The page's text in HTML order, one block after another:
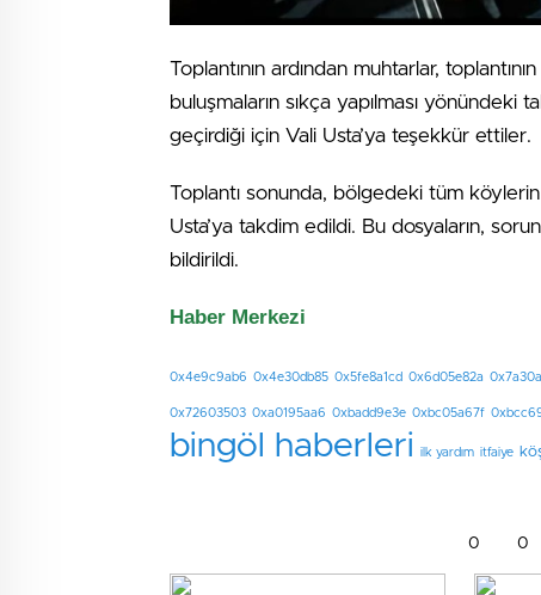
Toplantının ardından muhtarlar,
buluşmaların sıkça yapılması
geçirdiği için Vali Usta’ya teşekkür ettiler.
Toplantı sonunda, bölgedeki tüm
Usta’ya takdim edildi. Bu dosyaların,
bildirildi.
Haber Merkezi
0x4e9c9ab6 0x4e30db85 0x5fe8a1cd 0x6d05e82a
0x72603503 0xa0195aa6 0xbadd9e3e 0xbc05a67f
bingöl haberleri ilk yardım itfaiye
0 0